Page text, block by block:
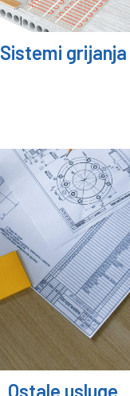
Sistemi grijanja
Ostale usluge